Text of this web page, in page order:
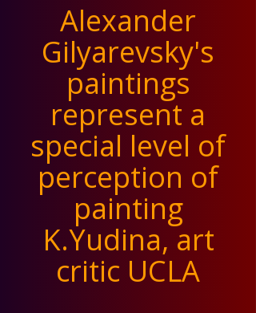
Alexander
Gilyarevsky's
paintings
represent a
special level of
perception of
painting
K.Yudina, art
critic UCLA